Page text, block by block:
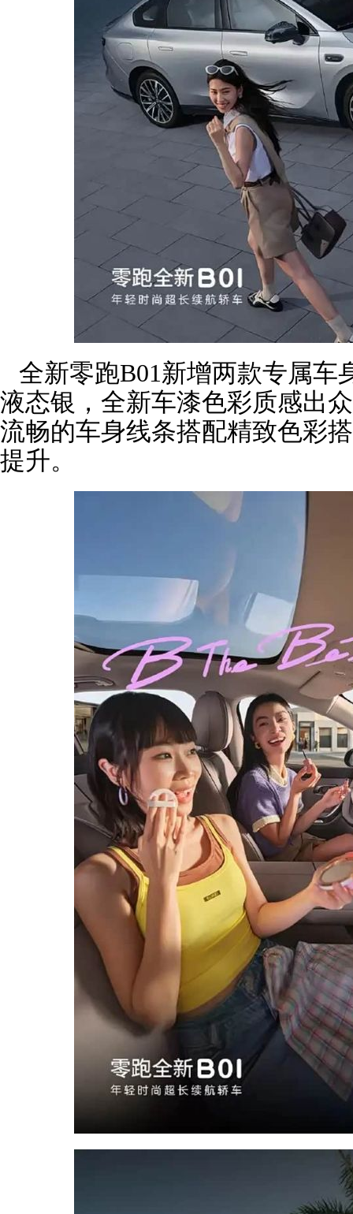
全新零跑B01新增两款专属车
液态银，全新车漆色彩质感出
流畅的车身线条搭配精致色彩
提升。